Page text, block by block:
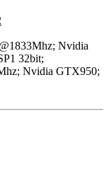
Nvidia
32bit;
Nvidia GTX950;